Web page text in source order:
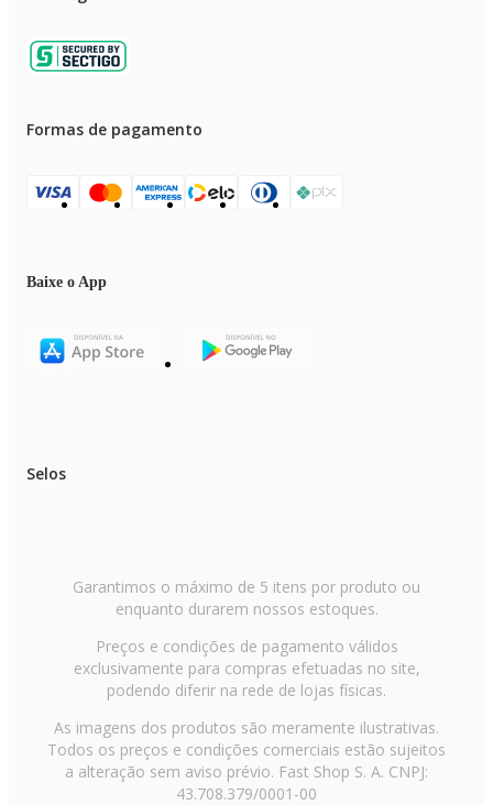
Formas de pagamento
Baixe o App
Selos
Garantimos o máximo de 5 itens por produto ou
enquanto durarem nossos estoques.
Preços e condições de pagamento válidos
exclusivamente para compras efetuadas no site,
podendo diferir na rede de lojas físicas.
As imagens dos produtos são meramente ilustrativas.
Todos os preços e condições comerciais estão sujeitos
a alteração sem aviso prévio. Fast Shop S. A. CNPJ:
43.708.379/0001-00